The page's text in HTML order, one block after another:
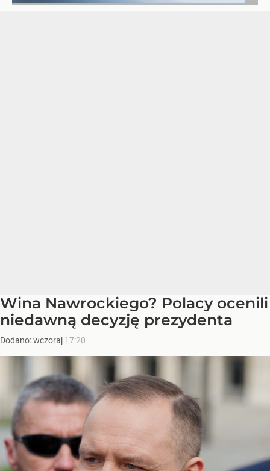
Wina Nawrockiego? Polacy ocenili
niedawną decyzję prezydenta
Dodano:wczoraj 17:20